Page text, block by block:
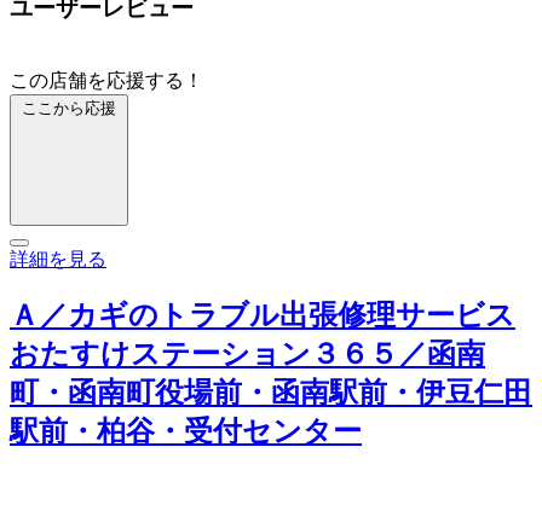
ユーザーレビュー
この店舗を応援する！
ここから応援
詳細を見る
Ａ／カギのトラブル出張修理サービス
おたすけステーション３６５／函南
町・函南町役場前・函南駅前・伊豆仁田
駅前・柏谷・受付センター